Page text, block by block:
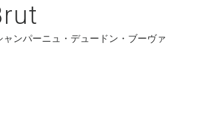
ンパーニュ・デュードン・ブーヴァ